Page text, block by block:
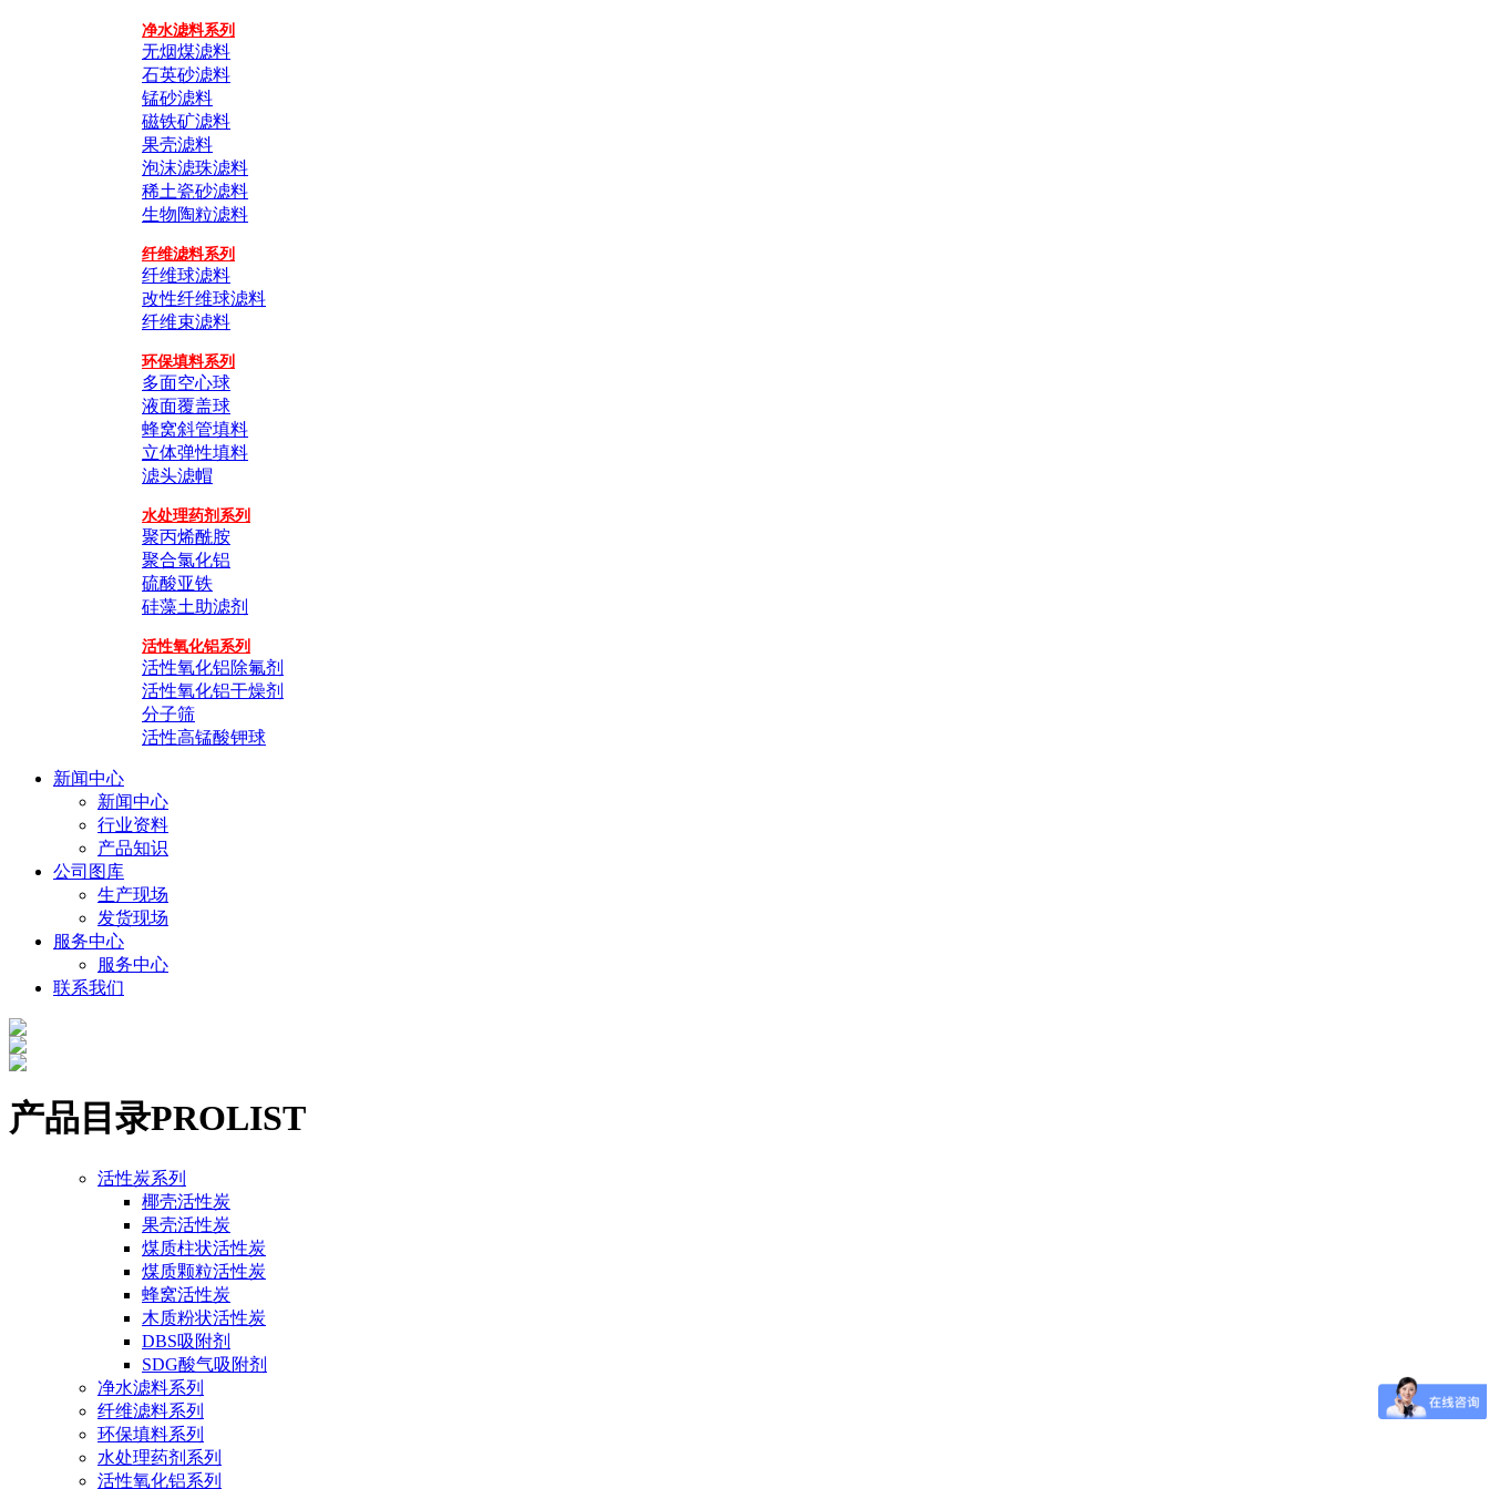
净水滤料系列
无烟煤滤料
石英砂滤料
锰砂滤料
磁铁矿滤料
果壳滤料
泡沫滤珠滤料
稀土瓷砂滤料
生物陶粒滤料
纤维滤料系列
纤维球滤料
改性纤维球滤料
纤维束滤料
环保填料系列
多面空心球
液面覆盖球
蜂窝斜管填料
立体弹性填料
滤头滤帽
水处理药剂系列
聚丙烯酰胺
聚合氯化铝
硫酸亚铁
硅藻土助滤剂
活性氧化铝系列
活性氧化铝除氟剂
活性氧化铝干燥剂
分子筛
活性高锰酸钾球
新闻中心
新闻中心
行业资料
产品知识
公司图库
生产现场
发货现场
服务中心
服务中心
联系我们
产品目录PROLIST
活性炭系列
椰壳活性炭
果壳活性炭
煤质柱状活性炭
煤质颗粒活性炭
蜂窝活性炭
木质粉状活性炭
DBS吸附剂
SDG酸气吸附剂
净水滤料系列
纤维滤料系列
环保填料系列
水处理药剂系列
活性氧化铝系列